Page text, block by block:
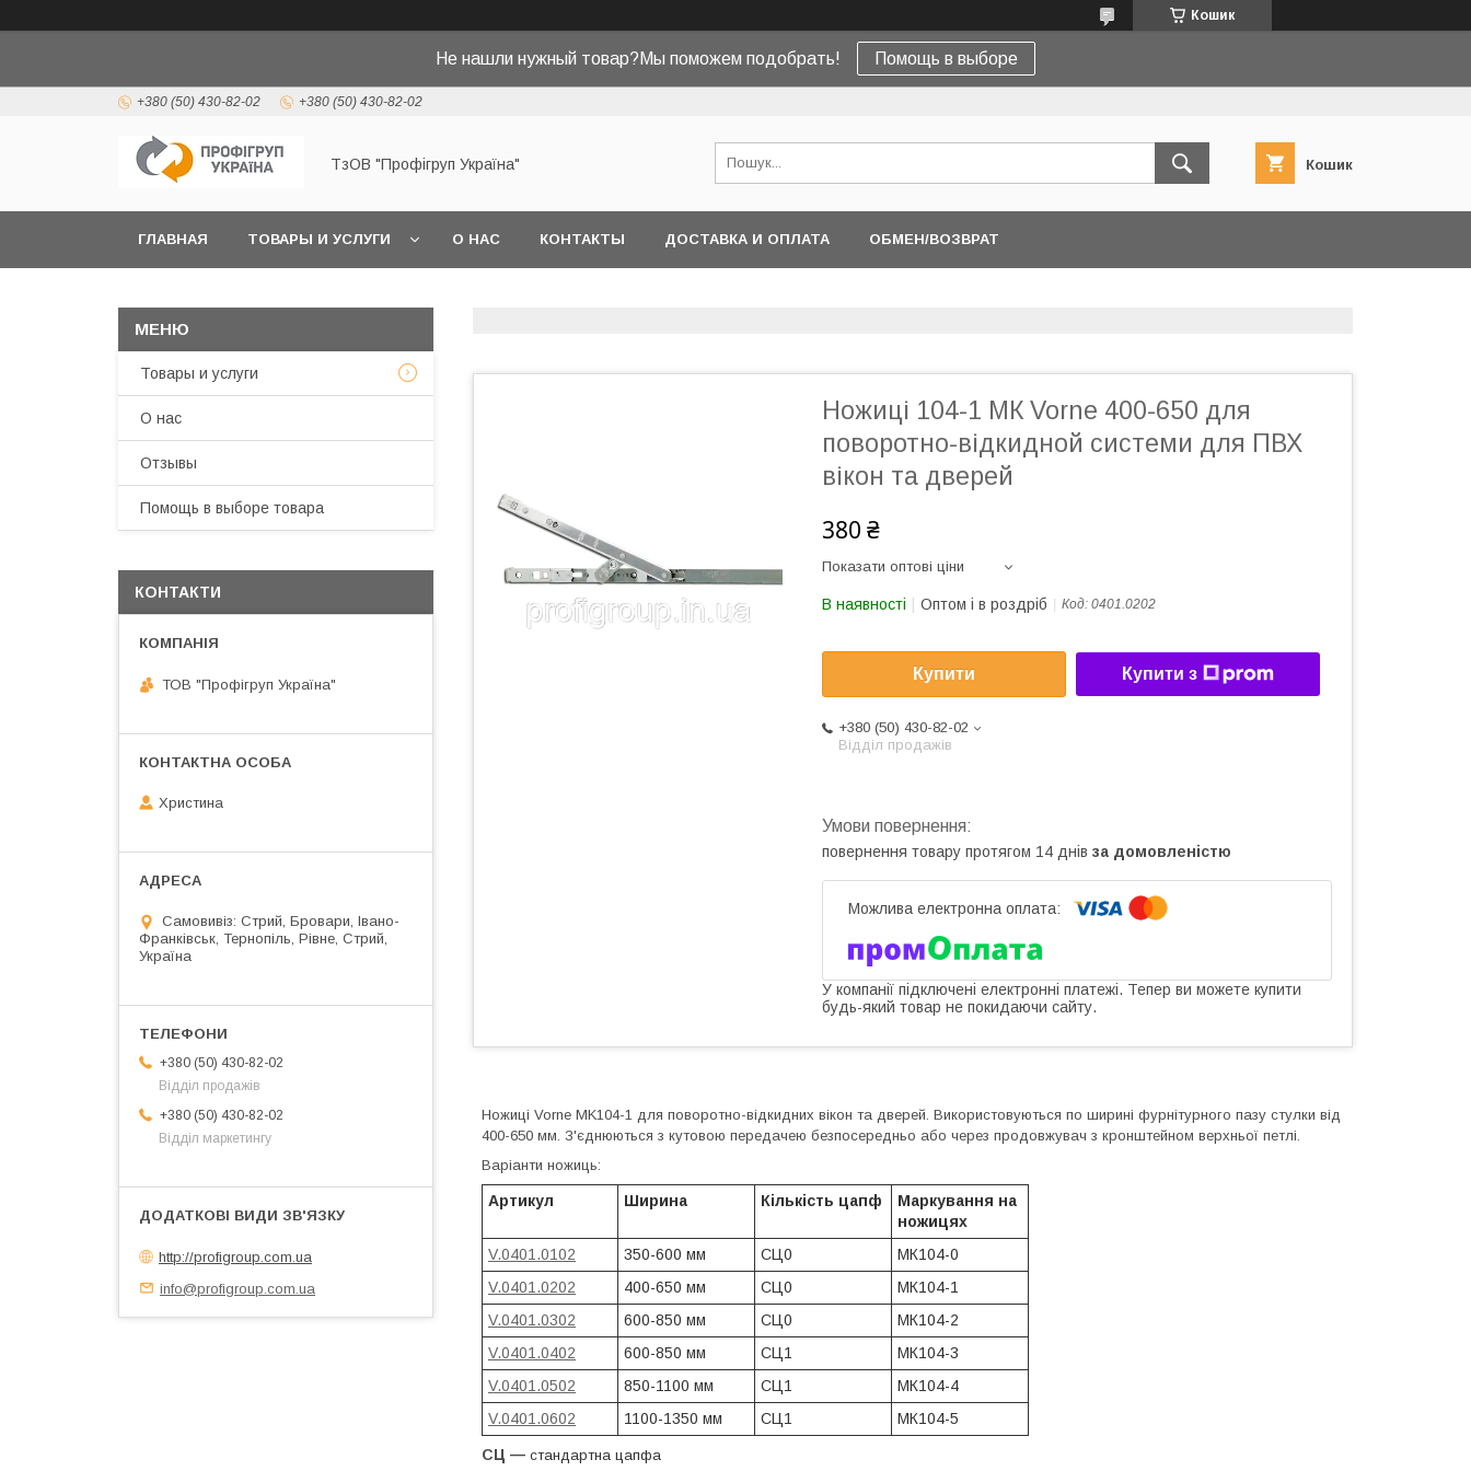
Кошик
Не нашли нужный товар?Мы поможем подобрать! Помощь в выборе
+380 (50) 430-82-02 +380 (50) 430-82-02
ТзОВ "Профігруп Україна" Кошик
ГЛАВНАЯ ТОВАРЫ И УСЛУГИ О НАС КОНТАКТЫ ДОСТАВКА И ОПЛАТА ОБМЕН/ВОЗВРАТ
Ножиці 104-1 МК Vorne 400-650 для
поворотно-відкидной системи для ПВХ
вікон та дверей
380 ₴
Показати оптові ціни
В наявності Оптом і в роздріб Код: 0401.0202
Купити Купити з
+380 (50) 430-82-02
Відділ продажів
повернення товару протягом 14 днів за домовленістю
У компанії підключені електронні платежі. Тепер ви можете купити
будь-який товар не покидаючи сайту.
Ножиці Vorne MK104-1 для поворотно-відкидних вікон та дверей. Використовуються по ширині фурнітурного пазу стулки від
400-650 мм. З'єднюються з кутовою передачею безпосередньо або через продовжувач з кронштейном верхньої петлі.
Варіанти ножиць:
Артикул Ширина Кількість цапф
Маркування на
ножицях
V.0401.0102
350-600 мм СЦ0
МК104-0
V.0401.0202
400-650 мм СЦ0
МК104-1
V.0401.0302
600-850 мм СЦ0
МК104-2
V.0401.0402
600-850 мм СЦ1
МК104-3
V.0401.0502
850-1100 мм СЦ1
МК104-4
V.0401.0602
1100-1350 мм СЦ1 МК104-5
СЦ — стандартна цапфа
Товары и услуги
О нас
Отзывы
Помощь в выборе товара
КОНТАКТИ
ТОВ "Профігруп Україна"
Христина
Самовивіз: Стрий, Бровари, Івано-
Франківськ, Тернопіль, Рівне, Стрий,
Україна
+380 (50) 430-82-02
Відділ продажів
+380 (50) 430-82-02
Відділ маркетингу
http://profigroup.com.ua
info@profigroup.com.ua